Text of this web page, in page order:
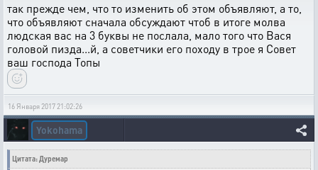
так прежде чем, что то изменить об этом объявляют, а то,
что объявляют сначала обсуждают чтоб в итоге молва
людская вас на 3 буквы не послала, мало того что Вася
головой пизда...й, а советчики его походу в трое я Совет
ваш господа Топы
16 Января 2017 21:02:26
Yokohama
Цитата: Дуремар